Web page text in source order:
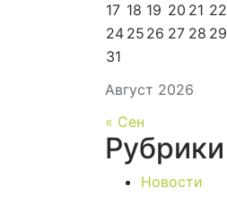
Август 2026
17 18 19 20 21 22
24 25 26 27 28 29
31
« Сен
Рубрики
Новости